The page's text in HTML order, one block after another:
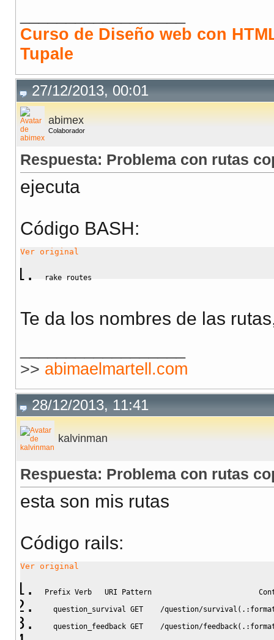
Curso de Diseño web con
Tupale
27/12/2013, 00:01
abimex
Colaborador
Respuesta: Problema con rutas
ejecuta
Código BASH:
Ver original
rake routes
Te da los nombres de las
>> abimaelmartell.com
28/12/2013, 11:41
kalvinman
Respuesta: Problema con rutas
esta son mis rutas
Código rails:
Ver original
Prefix Verb URI Pattern
question_survival GET /question/survival ( .:
question_feedback GET /question/feedback( .: